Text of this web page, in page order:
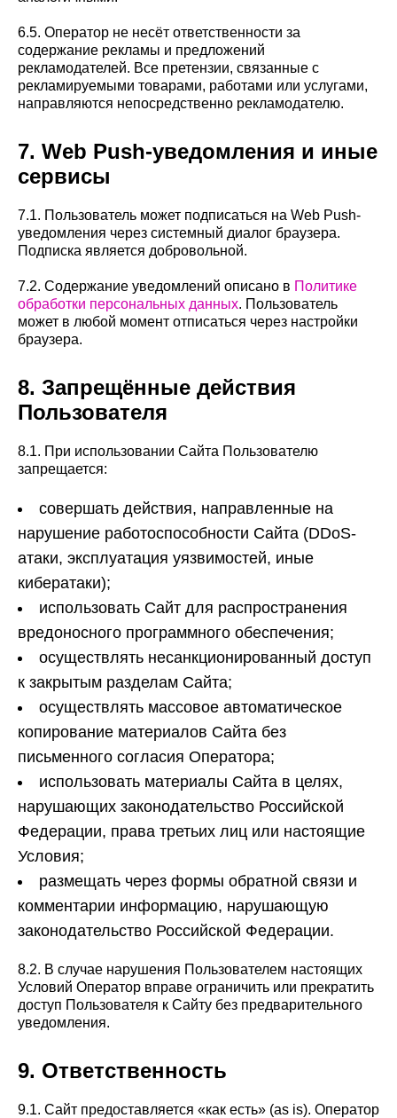
6.5. Оператор не несёт ответственности за
содержание рекламы и предложений
рекламодателей. Все претензии, связанные с
рекламируемыми товарами, работами или услугами,
направляются непосредственно рекламодателю.
7. Web Push-уведомления и иные
сервисы
7.1. Пользователь может подписаться на Web Push-
уведомления через системный диалог браузера.
Подписка является добровольной.
7.2. Содержание уведомлений описано в Политике
обработки персональных данных. Пользователь
может в любой момент отписаться через настройки
браузера.
8. Запрещённые действия
Пользователя
8.1. При использовании Сайта Пользователю
запрещается:
совершать действия, направленные на
нарушение работоспособности Сайта (DDoS-
атаки, эксплуатация уязвимостей, иные
кибератаки);
использовать Сайт для распространения
вредоносного программного обеспечения;
осуществлять несанкционированный доступ
к закрытым разделам Сайта;
осуществлять массовое автоматическое
копирование материалов Сайта без
письменного согласия Оператора;
использовать материалы Сайта в целях,
нарушающих законодательство Российской
Федерации, права третьих лиц или настоящие
Условия;
размещать через формы обратной связи и
комментарии информацию, нарушающую
законодательство Российской Федерации.
8.2. В случае нарушения Пользователем настоящих
Условий Оператор вправе ограничить или прекратить
доступ Пользователя к Сайту без предварительного
уведомления.
9. Ответственность
9.1. Сайт предоставляется «как есть» (as is). Оператор